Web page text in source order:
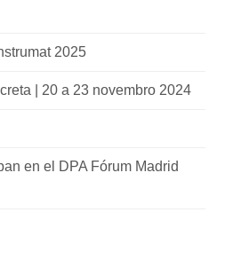
2025
| 20 a 23 novembro 2024
en el DPA Fórum Madrid